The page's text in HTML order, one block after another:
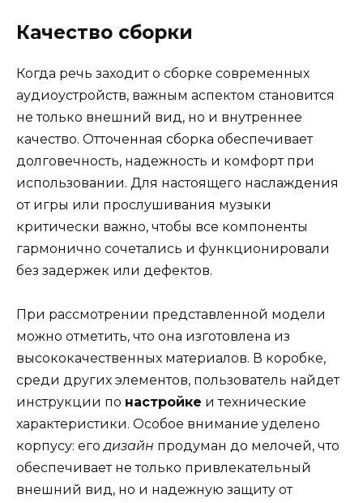
Качество сборки
Когда речь заходит о сборке современных
аудиоустройств, важным аспектом становится
не только внешний вид, но и внутреннее
качество. Отточенная сборка обеспечивает
долговечность, надежность и комфорт при
использовании. Для настоящего наслаждения
от игры или прослушивания музыки
критически важно, чтобы все компоненты
гармонично сочетались и функционировали
без задержек или дефектов.
При рассмотрении представленной модели
можно отметить, что она изготовлена из
высококачественных материалов. В коробке,
среди других элементов, пользователь найдет
инструкции по настройке и технические
характеристики. Особое внимание уделено
корпусу: егодизайн продуман до мелочей, что
обеспечивает не только привлекательный
внешний вид, но и надежную защиту от